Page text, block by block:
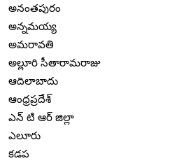
అనంతపురం
అన్నమయ్య
అమరావతి
అల్లూరి సీతారామరాజు
ఆదిలాబాదు
ఆంధ్రప్రదేశ్
ఎన్ టి ఆర్ జిల్లా
ఎలూరు
కడప